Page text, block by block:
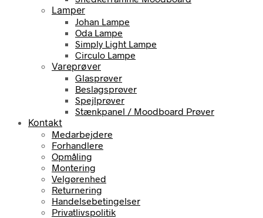
Lamper
Johan Lampe
Oda Lampe
Simply Light Lampe
Circulo Lampe
Vareprøver
Glasprøver
Beslagsprøver
Spejlprøver
Stænkpanel / Moodboard Prøver
Kontakt
Medarbejdere
Forhandlere
Opmåling
Montering
Velgørenhed
Returnering
Handelsebetingelser
Privatlivspolitik